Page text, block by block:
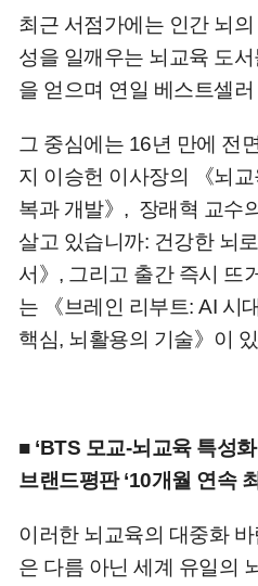
최근 서점가에는 인간 뇌
성을 일깨우는 뇌교육 도
을 얻으며 연일 베스트셀
그 중심에는 16년 만에 전
지 이승헌 이사장의 《뇌
복과 개발》, 장래혁 교수
살고 있습니까: 건강한 뇌
서》, 그리고 출간 즉시 뜨
는 《브레인 리부트: AI 시
핵심, 뇌활용의 기술》이
■ ‘BTS 모교-뇌교육 특성
브랜드평판 ‘10개월 연속
이러한 뇌교육의 대중화
은 다름 아닌 세계 유일의